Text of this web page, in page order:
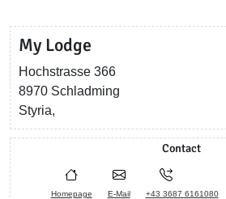
My Lodge
Hochstrasse 366
8970 Schladming
Styria,
Contact
Homepage E-Mail +43 3687 6161080